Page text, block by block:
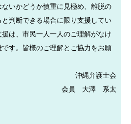
いかどうか慎重に見極め、離脱の
判断できる場合に限り支援してい
は、市民一人一人のご理解がなけ
す。皆様のご理解とご協力をお願
沖縄弁護士会
会員 大澤 系太